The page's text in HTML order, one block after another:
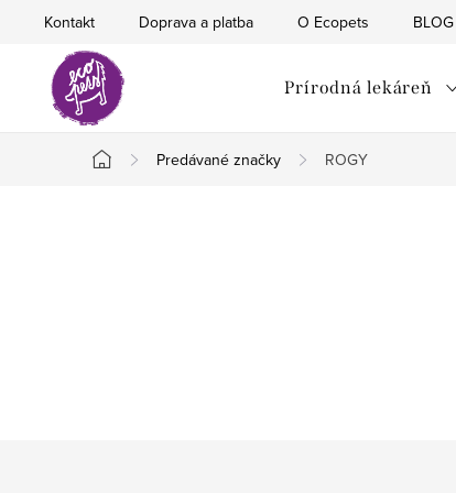
Kontakt Doprava a platba O Ecopets BLOG
Prírodná lekáreň
Domov
Predávané značky ROGY